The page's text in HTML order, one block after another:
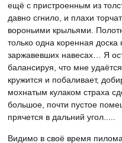
ещё с пристроенным из
давно сгнило, и плахи
вороньими крыльями.
только одна коренная
заржавевших навесах… Я
балансируя, что мне
кружится и побаливает,
мохнатым кулаком страха
большое, почти пустое
прячется в дальний угол.....
Видимо в своё время